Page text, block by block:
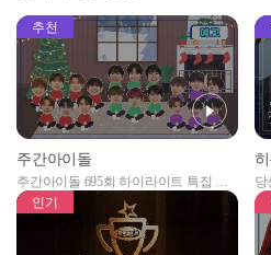
추천
주간아이돌
주간아이돌 695회 하이라이트 특집 남
자아이돌편 예고
히
당
못
인기